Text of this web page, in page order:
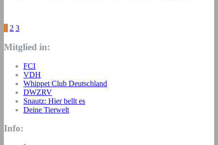
Seitennummerierung
der
Beiträge
1 2 3
Mitglied in:
FCI
VDH
Whippet Club Deutschland
DWZRV
Snautz: Hier bellt es
Deine Tierwelt
Info: